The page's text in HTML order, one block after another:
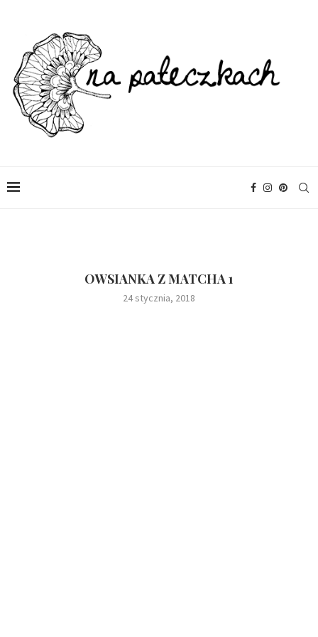
OWSIANKA Z MATCHA 1
24 stycznia, 2018